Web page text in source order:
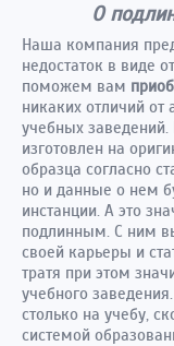
О
Наша компания
недостаток в виде
поможем вам
никаких отличий
учебных
изготовлен на
образца согласно
но и данные о нем
инстанции. А это
подлинным. С ним
своей карьеры и
тратя при этом
учебного
столько на учебу,
системой